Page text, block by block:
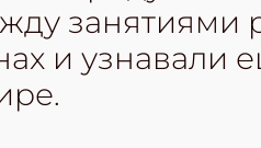
занятиями
и узнавали